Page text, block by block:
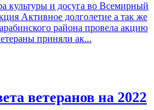
культуры и досуга во Всемирный
Активное долголетие а так же
района провела акцию
приняли ак...
ветеранов на 2022